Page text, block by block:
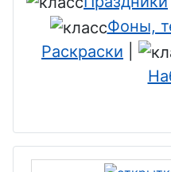
Фоны,
Раскраски